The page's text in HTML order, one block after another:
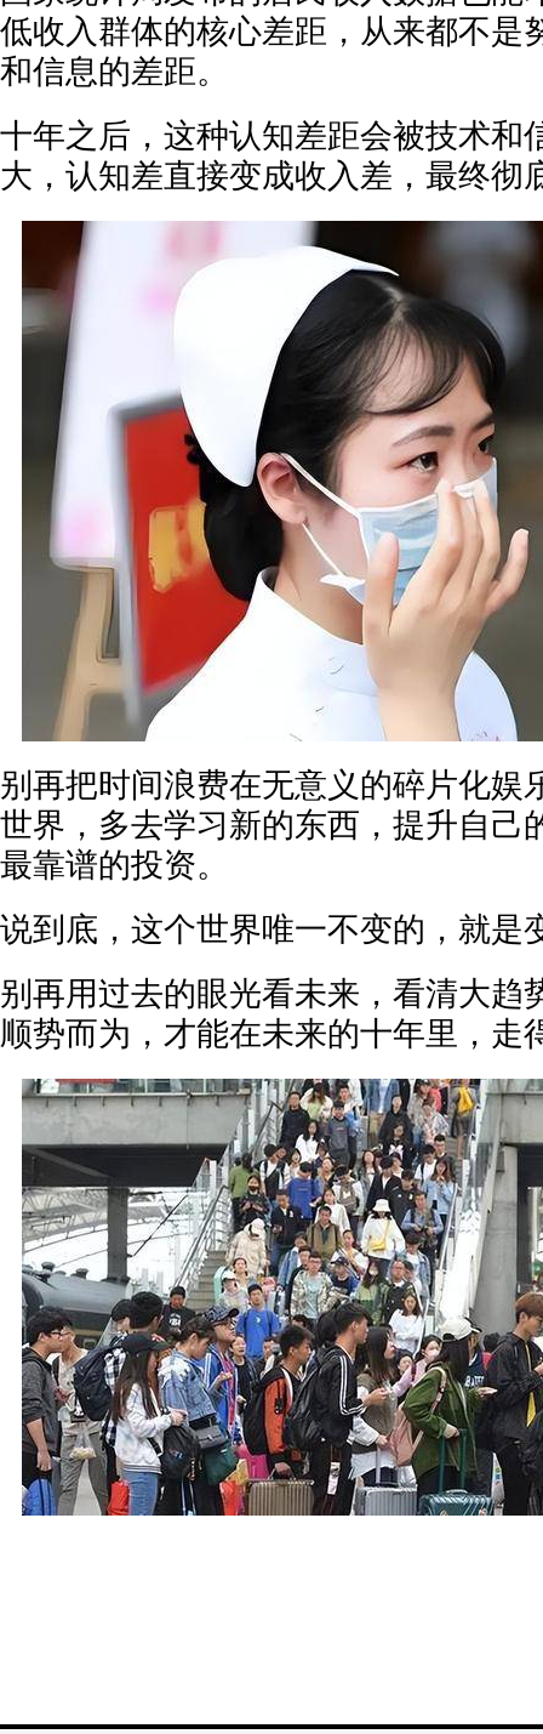
低收入群体的核心差距，从来都不是
和信息的差距。
十年之后，这种认知差距会被技术和
大，认知差直接变成收入差，最终彻
别再把时间浪费在无意义的碎片化娱
世界，多去学习新的东西，提升自己
最靠谱的投资。
说到底，这个世界唯一不变的，就是
别再用过去的眼光看未来，看清大趋
顺势而为，才能在未来的十年里，走